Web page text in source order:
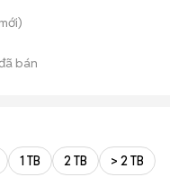
mới)
bán
1 TB 2 TB > 2 TB